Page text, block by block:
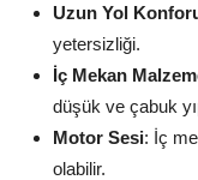
Uzun Yol
yetersizliği.
İç Mekan
düşük ve çabuk
Motor Sesi: İç
olabilir.